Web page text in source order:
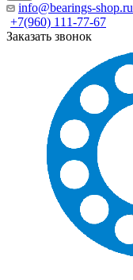
info@bearings-shop.ru
+7(960) 111-77-67
Заказать звонок